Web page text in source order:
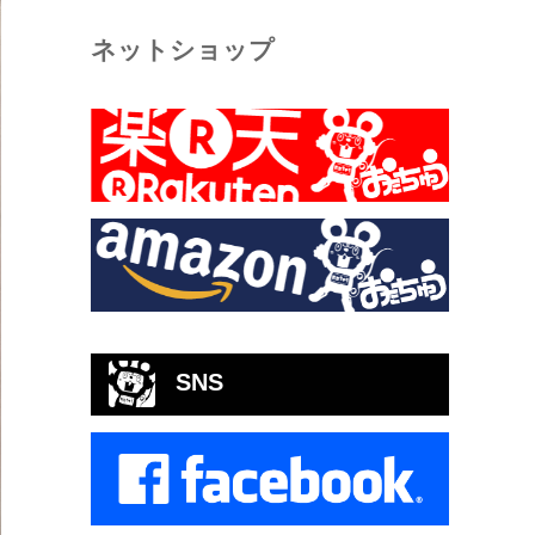
ネットショップ
SNS